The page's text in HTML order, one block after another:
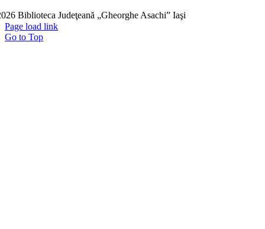
Biblioteca Judeţeană „Gheorghe Asachi” Iaşi
Page load link
Go to Top